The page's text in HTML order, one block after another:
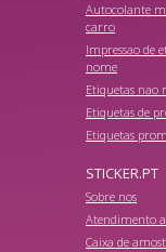
Autocolante
carro
Impressao de
nome
Etiquetas nao
Etiquetas de
Etiquetas
STICKER.PT
Sobre nos
Atendimento
Caixa de